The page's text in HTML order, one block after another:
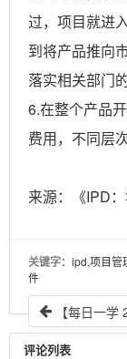
过，项目就进
到将产品推向
落实相关部门
6.在整个产品
费用，不同层
来源：《IPD
关键字：ipd,项目管
件
评论列表